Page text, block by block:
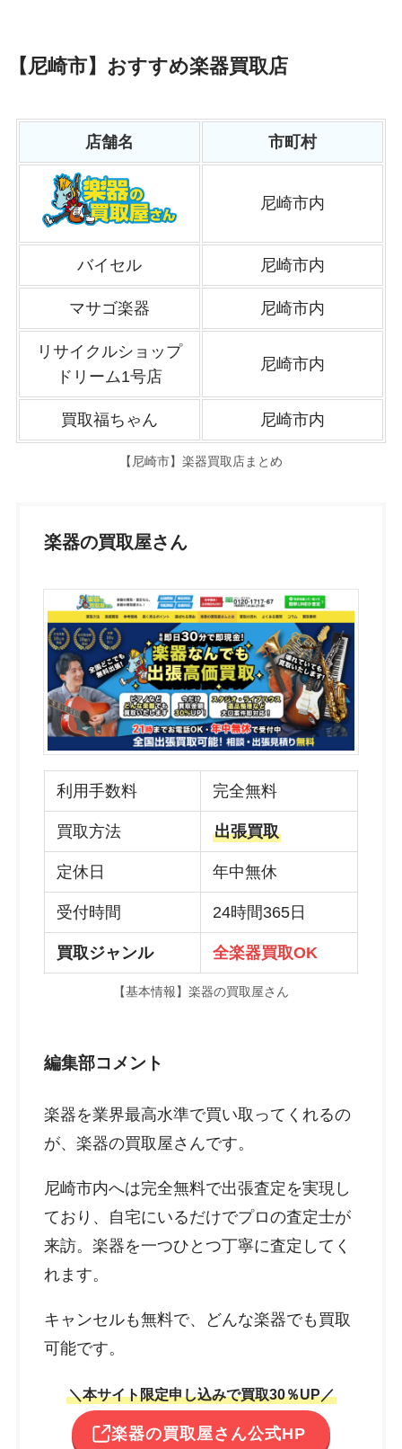
【尼崎市】おすすめ楽器買取店
店舗名 市町村
尼崎市内
バイセル 尼崎市内
マサゴ楽器 尼崎市内
リサイクルショップ
ドリーム1号店
尼崎市内
買取福ちゃん 尼崎市内
【尼崎市】楽器買取店まとめ
楽器の買取屋さん
利用手数料 完全無料
買取方法 出張買取
定休日 年中無休
受付時間 24時間365日
買取ジャンル 全楽器買取OK
【基本情報】楽器の買取屋さん
編集部コメント
楽器を業界最高水準で買い取ってくれるの
が、楽器の買取屋さんです。
尼崎市内へは完全無料で出張査定を実現し
ており、自宅にいるだけでプロの査定士が
来訪。楽器を一つひとつ丁寧に査定してく
れます。
キャンセルも無料で、どんな楽器でも買取
可能です。
＼本サイト限定申し込みで買取30％UP／
楽器の買取屋さん公式HP